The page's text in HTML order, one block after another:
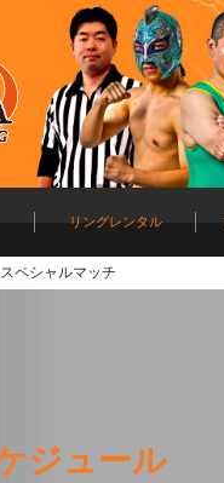
リングレンタル
ペシャルマッチ
ジュール